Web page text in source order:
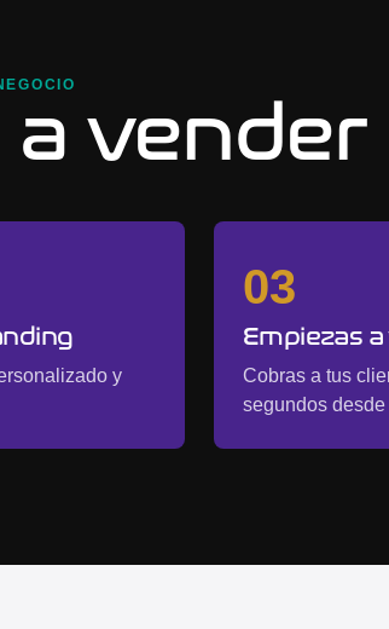
a vender
y
03
Empiezas
Cobras a tus
segundos